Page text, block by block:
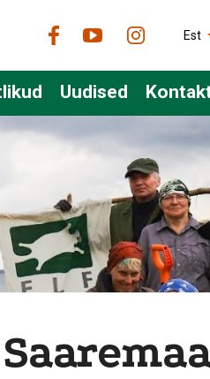
Est
Uudised